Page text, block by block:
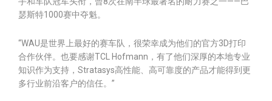
瑟斯特1000赛中夺魁。
“WAU是世界上最好的赛车队，很荣幸成为他们的官方3D打印
合作伙伴。也要感谢TCL Hofmann，有了他们深厚的本地专业
知识作为支持，Stratasys高性能、高可靠度的产品才能得到更
多行业前沿客户的信任。”